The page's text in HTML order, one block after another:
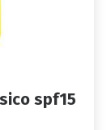
spf15